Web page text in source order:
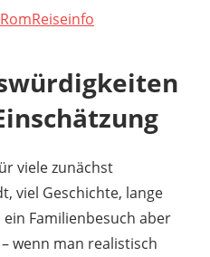
RomReiseinfo
viele zunächst
viel Geschichte, lange
Familienbesuch aber
– wenn man realistisch